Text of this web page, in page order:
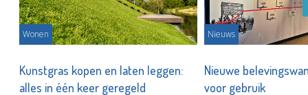
Wonen
Kunstgras kopen en laten leggen:
alles in één keer geregeld
Nieuws
Nieuwe
voor gebruik